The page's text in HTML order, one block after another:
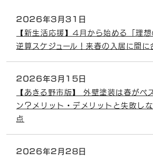
2026年3月31日
【新生活応援】4月から始める「理想
逆算スケジュール！来春の入居に間に
2026年3月15日
【あきる野市版】 外壁塗装は春がベ
ン？メリット・デメリットと失敗し
点
2026年2月28日